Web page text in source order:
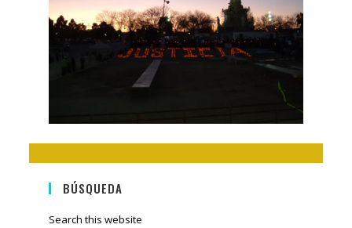
BÚSQUEDA
Search this website